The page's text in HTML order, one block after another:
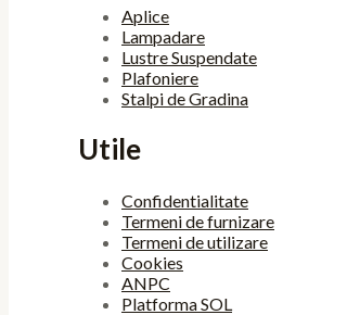
Aplice
Lampadare
Lustre Suspendate
Plafoniere
Stalpi de Gradina
Utile
Confidentialitate
Termeni de furnizare
Termeni de utilizare
Cookies
ANPC
Platforma SOL